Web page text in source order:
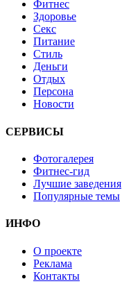
Фитнес
Здоровье
Секс
Питание
Стиль
Деньги
Отдых
Персона
Новости
СЕРВИСЫ
Фотогалерея
Фитнес-гид
Лучшие заведения
Популярные темы
ИНФО
О проекте
Реклама
Контакты